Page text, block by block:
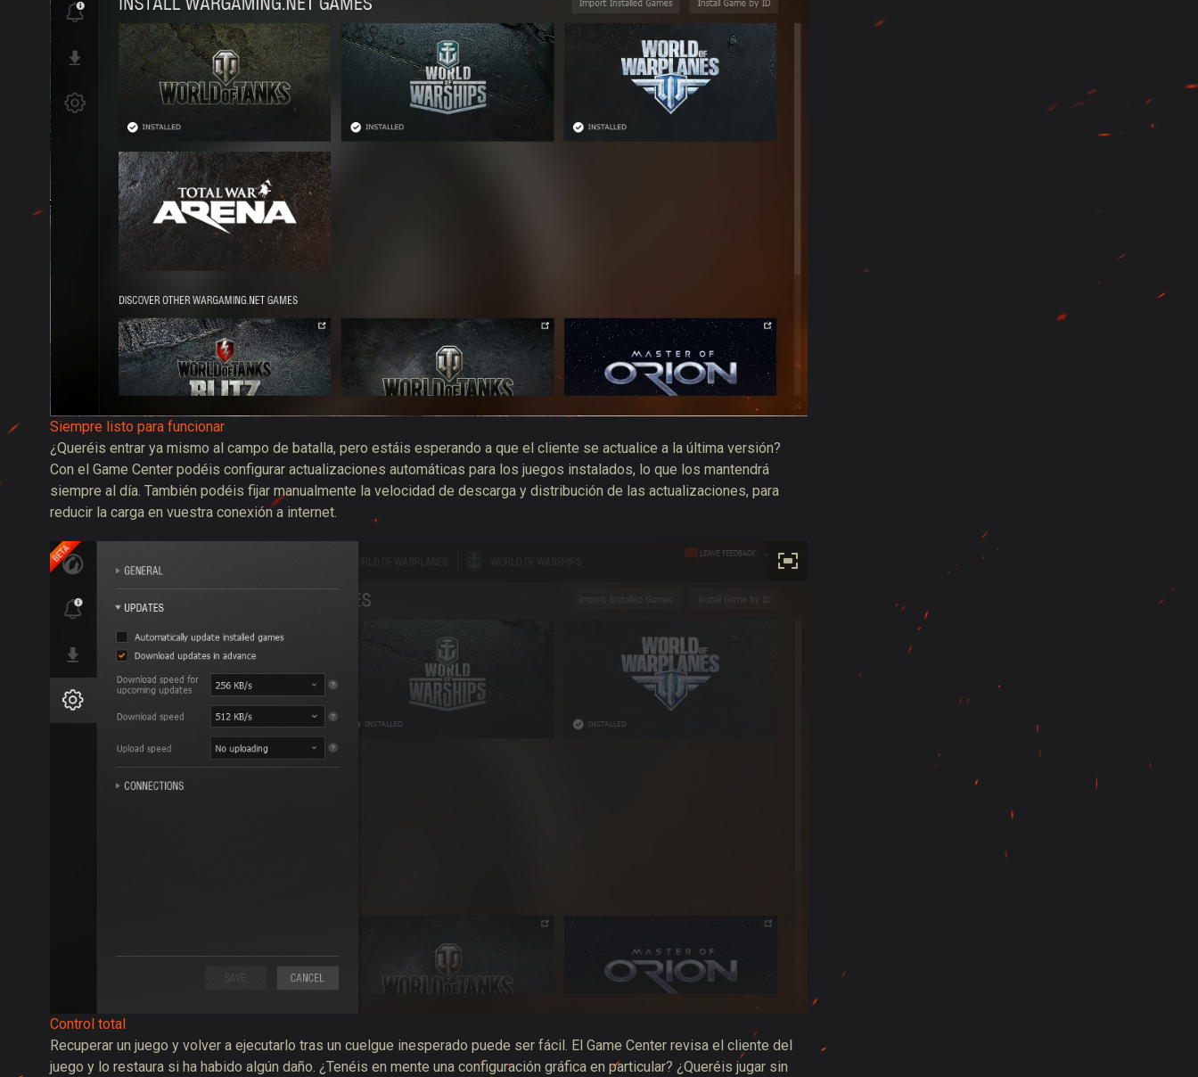
Siempre listo para funcionar
¿Queréis entrar ya mismo al campo de batalla, pero estáis esperando a que el cliente se actualice a la última versión?
Con el Game Center podéis configurar actualizaciones automáticas para los juegos instalados, lo que los mantendrá
siempre al día. También podéis fijar manualmente la velocidad de descarga y distribución de las actualizaciones, para
reducir la carga en vuestra conexión a internet.
Control total
Recuperar un juego y volver a ejecutarlo tras un cuelgue inesperado puede ser fácil. El Game Center revisa el cliente del
juego y lo restaura si ha habido algún daño. ¿Tenéis en mente una configuración gráfica en particular? ¿Queréis jugar sin